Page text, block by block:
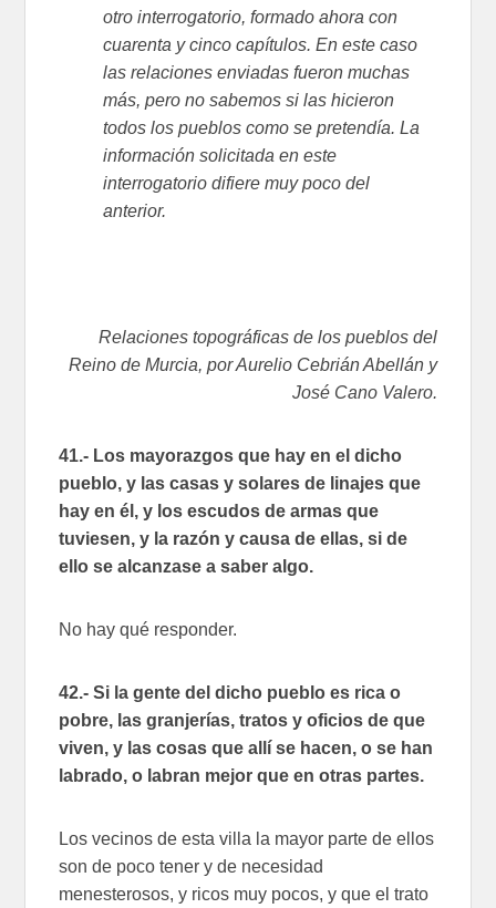
otro interrogatorio, formado ahora con
cuarenta y cinco capítulos. En este caso
las relaciones enviadas fueron muchas
más, pero no sabemos si las hicieron
todos los pueblos como se pretendía. La
información solicitada en este
interrogatorio difiere muy poco del
anterior.
Relaciones topográficas de los pueblos del
Reino de Murcia, por Aurelio Cebrián Abellán y
José Cano Valero.
41.- Los mayorazgos que hay en el dicho
pueblo, y las casas y solares de linajes que
hay en él, y los escudos de armas que
tuviesen, y la razón y causa de ellas, si de
ello se alcanzase a saber algo.
No hay qué responder.
42.- Si la gente del dicho pueblo es rica o
pobre, las granjerías, tratos y oficios de que
viven, y las cosas que allí se hacen, o se han
labrado, o labran mejor que en otras partes.
Los vecinos de esta villa la mayor parte de ellos
son de poco tener y de necesidad
menesterosos, y ricos muy pocos, y que el trato